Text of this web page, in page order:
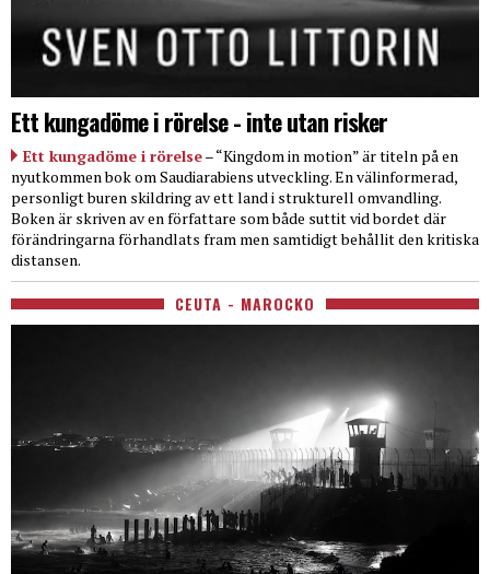
Ett kungadöme i rörelse - inte utan risker
Ett kungadöme i rörelse– “Kingdom in motion” är titeln på en
nyutkommen bok om Saudiarabiens utveckling. En välinformerad,
personligt buren skildring av ett land i strukturell omvandling.
Boken är skriven av en författare som både suttit vid bordet där
förändringarna förhandlats fram men samtidigt behållit den kritiska
distansen.
CEUTA - MAROCKO